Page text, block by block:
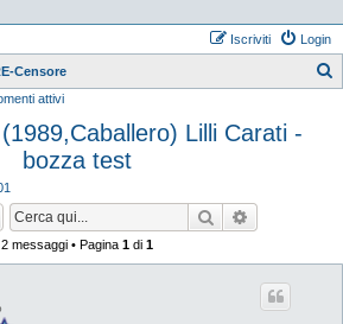
Login
Iscriviti
Censore
attivi
Lilli Carati -
bozza test
Cerca
2 messaggi • Pagina 1 di 1